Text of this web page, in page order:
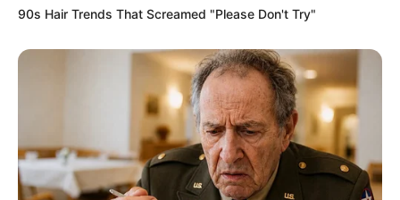
90s Hair Trends That Screamed "Please Don't Try"